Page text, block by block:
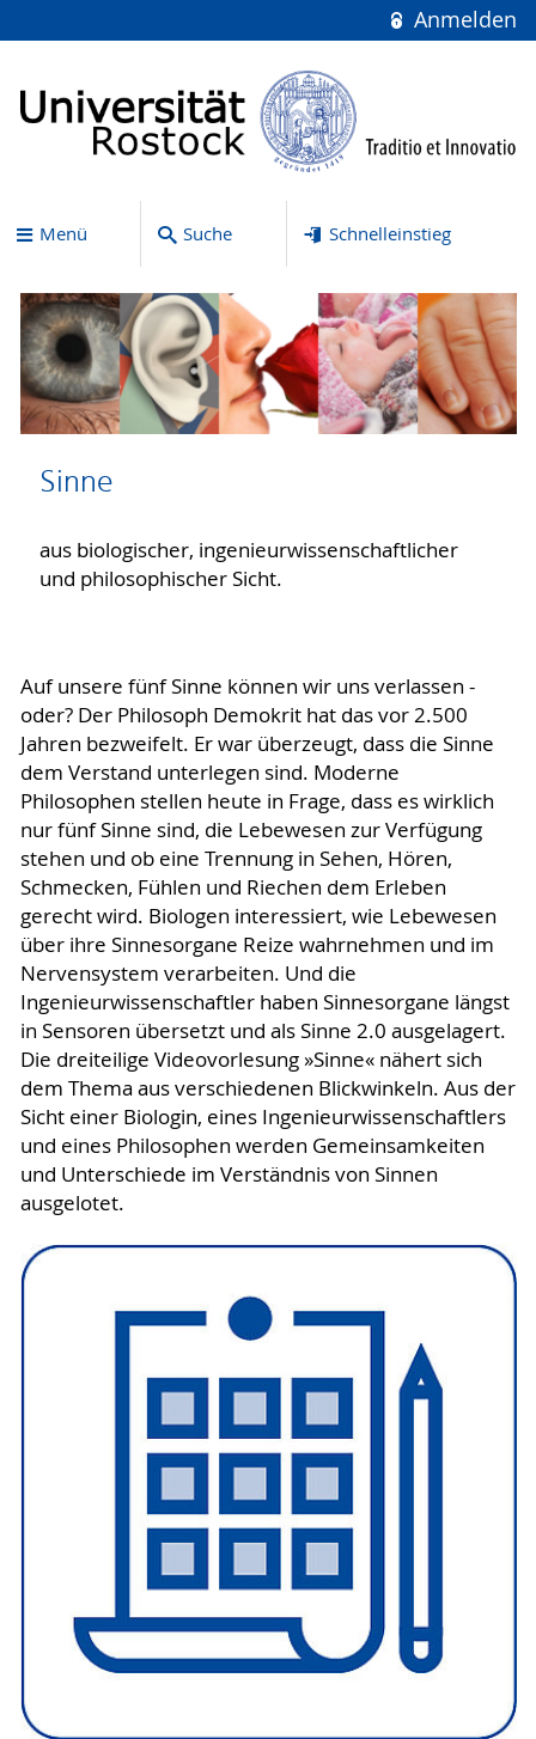
Anmelden
Menü Suche Schnelleinstieg
Sinne
aus biologischer, ingenieurwissenschaftlicher
und philosophischer Sicht.
Auf unsere fünf Sinne können wir uns verlassen -
oder? Der Philosoph Demokrit hat das vor 2.500
Jahren bezweifelt. Er war überzeugt, dass die Sinne
dem Verstand unterlegen sind. Moderne
Philosophen stellen heute in Frage, dass es wirklich
nur fünf Sinne sind, die Lebewesen zur Verfügung
stehen und ob eine Trennung in Sehen, Hören,
Schmecken, Fühlen und Riechen dem Erleben
gerecht wird. Biologen interessiert, wie Lebewesen
über ihre Sinnesorgane Reize wahrnehmen und im
Nervensystem verarbeiten. Und die
Ingenieurwissenschaftler haben Sinnesorgane längst
in Sensoren übersetzt und als Sinne 2.0 ausgelagert.
Die dreiteilige Videovorlesung »Sinne« nähert sich
dem Thema aus verschiedenen Blickwinkeln. Aus der
Sicht einer Biologin, eines Ingenieurwissenschaftlers
und eines Philosophen werden Gemeinsamkeiten
und Unterschiede im Verständnis von Sinnen
ausgelotet.